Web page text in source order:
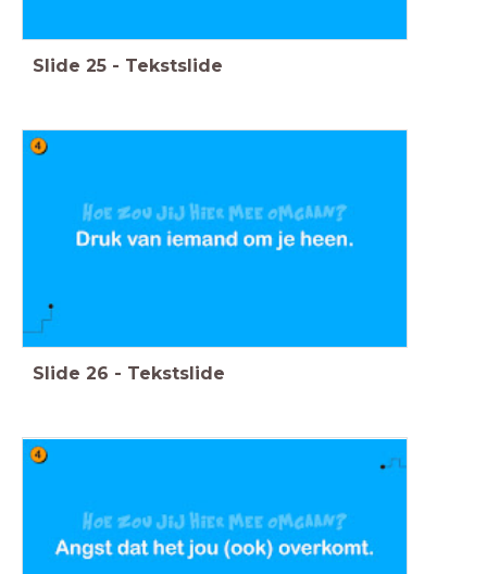
Slide 25 - Tekstslide
Slide 26 - Tekstslide